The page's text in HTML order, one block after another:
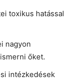
toxikus hatással
nagyon
őket.
intézkedések